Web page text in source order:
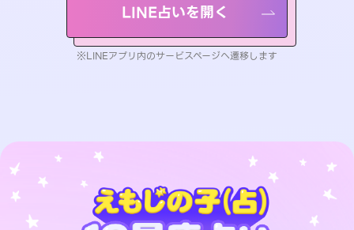
LINE占いを開く
※LINEアプリ内のサービスページへ遷移します